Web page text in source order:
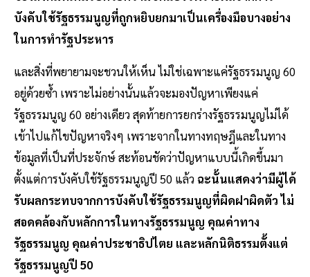
บังคับใช้รัฐธรรมนูญที่ถูกหยิบยกมาเป็นเครื่องมือบางอย่าง
ในการทำรัฐประหาร
และสิ่งที่พยายามจะชวนให้เห็น ไม่ใช่เฉพาะแค่รัฐธรรมนูญ 60
อยู่ด้วยซ้ำ เพราะไม่อย่างนั้นแล้วจะมองปัญหาเพียงแค่
รัฐธรรมนูญ 60 อย่างเดียว สุดท้ายการยกร่างรัฐธรรมนูญไม่ได้
เข้าไปแก้ไขปัญหาจริงๆ เพราะจากในทางทฤษฎีและในทาง
ข้อมูลที่เป็นที่ประจักษ์ สะท้อนชัดว่าปัญหาแบบนี้เกิดขึ้นมา
ตั้งแต่การบังคับใช้รัฐธรรมนูญปี 50 แล้ว ฉะนั้นแสดงว่ามีผู้ได้
รับผลกระทบจากการบังคับใช้รัฐธรรมนูญที่ผิดฝาผิดตัว ไม่
สอดคล้องกับหลักการในทางรัฐธรรมนูญ คุณค่าทาง
รัฐธรรมนูญ คุณค่าประชาธิปไตย และหลักนิติธรรมตั้งแต่
รัฐธรรมนูญปี 50